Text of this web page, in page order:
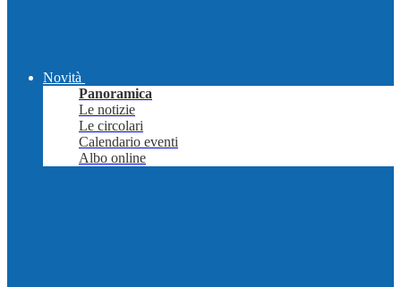
Novità
Panoramica
Le notizie
Le circolari
Calendario eventi
Albo online